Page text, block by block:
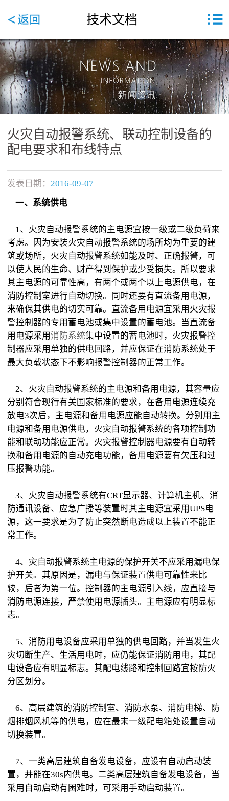
技术文档
火灾自动报警系统、联动控制设备的
配电要求和布线特点
发表日期： 2016-09-07
一、系统供电
1、火灾自动报警系统的主电源宜按一级或二级负荷来
考虑。因为安装火灾自动报警系统的场所均为重要的建
筑或场所，火灾自动报警系统如能及时、正确报警，可
以使人民的生命、财产得到保护或少受损失。所以要求
其主电源的可靠性高，有两个或两个以上电源供电，在
消防控制室进行自动切换。同时还要有直流备用电源，
来确保其供电的切实可靠。直流备用电源宜采用火灾报
警控制器的专用蓄电池或集中设置的蓄电池。当直流备
用电源采用 消防系统集中设置的蓄电池时，火灾报警控
制器应采用单独的供电回路，并应保证在消防系统处于
最大负载状态下不影响报警控制器的正常工作。
2、火灾自动报警系统的主电源和备用电源，其容量应
分别符合现行有关国家标准的要求，在备用电源连续充
放电3次后，主电源和备用电源应能自动转换。分别用主
电源和备用电源供电，火灾自动报警系统的各项控制功
能和联动功能应正常。火灾报警控制器电源要有自动转
换和备用电源的自动充电功能，备用电源要有欠压和过
压报警功能。
3、火灾自动报警系统有CRT显示器、计算机主机、消
防通讯设备、应急广播等装置时其主电源宜采用UPS电
源，这一要求是为了防止突然断电造成以上装置不能正
常工作。
4、灾自动报警系统主电源的保护开关不应采用漏电保
护开关。其原因是，漏电与保证装置供电可靠性来比
较，后者为第一位。控制器的主电源引入线，应直接与
消防电源连接，严禁使用电源插头。主电源应有明显标
志。
5、消防用电设备应采用单独的供电回路，并当发生火
灾切断生产、生活用电时，应仍能保证消防用电，其配
电设备应有明显标志。其配电线路和控制回路宜按防火
分区划分。
6、高层建筑的消防控制室、消防水泵、消防电梯、防
烟排烟风机等的供电，应在最末一级配电箱处设置自动
切换装置。
7、一类高层建筑自备发电设备，应设有自动启动装
置，并能在30s内供电。二类高层建筑自备发电设备，当
采用自动启动有困难时，可采用手动启动装置。